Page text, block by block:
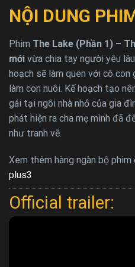
NỘI DUNG
Phim The Lake (Phần 1) –
mới vừa chia tay người yêu
hoạch sẽ làm quen với cô
làm con nuôi. Kế hoạch tạo
gái tại ngôi nhà nhỏ của gia
phát hiện ra cha mẹ mình đã
như tranh vẽ.
Xem thêm hàng ngàn bộ
plus3
Official trailer: